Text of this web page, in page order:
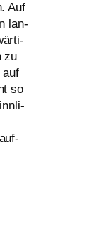
Auf
lan­
zu
auf
so